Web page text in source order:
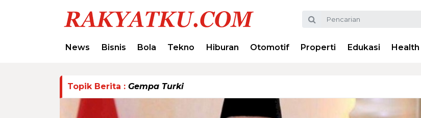
News Bisnis Bola Tekno Hiburan Otomotif Properti Edukasi Health
Topik Berita : Gempa Turki